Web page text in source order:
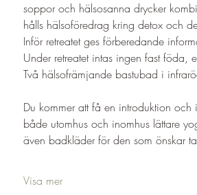
soppor och hälsosanna drycker
hålls hälsoföredrag kring detox och
Inför retreatet ges förberedande
Under retreatet intas ingen fast föda,
Två hälsofrämjande bastubad i
Du kommer att få en introduktion
både utomhus och inomhus lättare
även badkläder för den som önskar
Visa mer